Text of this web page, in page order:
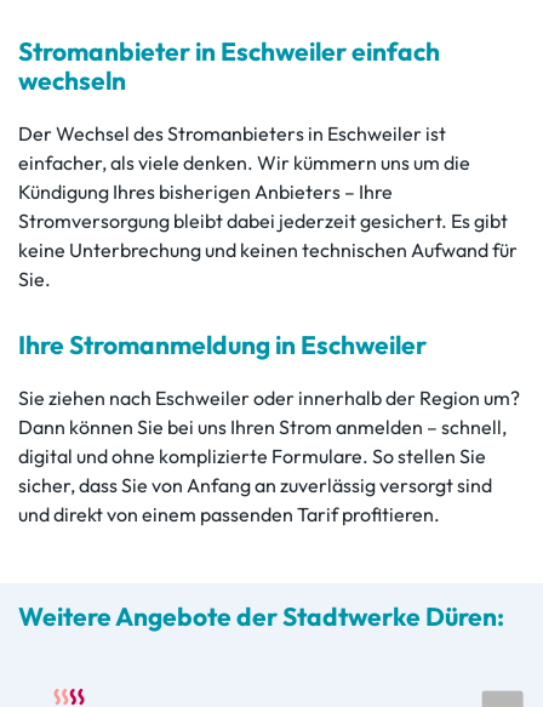
Stromanbieter in Eschweiler einfach
wechseln
Der Wechsel des Stromanbieters in Eschweiler ist
einfacher, als viele denken. Wir kümmern uns um die
Kündigung Ihres bisherigen Anbieters – Ihre
Stromversorgung bleibt dabei jederzeit gesichert. Es gibt
keine Unterbrechung und keinen technischen Aufwand für
Sie.
Ihre Stromanmeldung in Eschweiler
Sie ziehen nach Eschweiler oder innerhalb der Region um?
Dann können Sie bei uns Ihren Strom anmelden – schnell,
digital und ohne komplizierte Formulare. So stellen Sie
sicher, dass Sie von Anfang an zuverlässig versorgt sind
und direkt von einem passenden Tarif profitieren.
Weitere Angebote der Stadtwerke Düren: